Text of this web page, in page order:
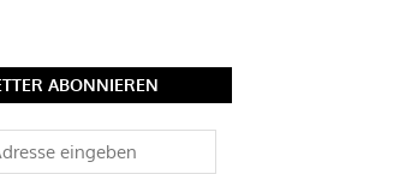
ABONNIEREN